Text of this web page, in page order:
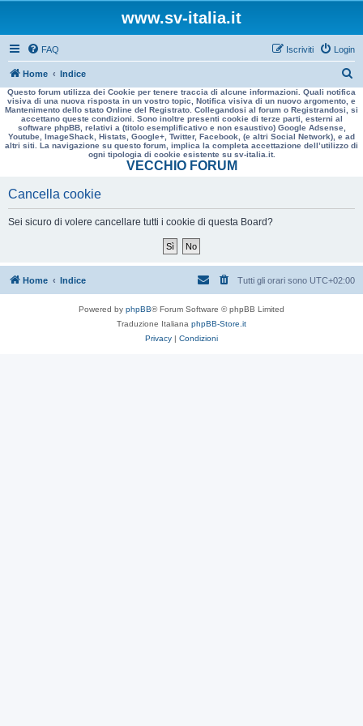
www.sv-italia.it
FAQ Login
Iscriviti
Home Indice
e
r
a
Questo forum utilizza dei Cookie per tenere traccia di alcune informazioni. Quali notifica
visiva di una nuova risposta in un vostro topic, Notifica visiva di un nuovo argomento, e
Mantenimento dello stato Online del Registrato. Collegandosi al forum o Registrandosi, si
accettano queste condizioni. Sono inoltre presenti cookie di terze parti, esterni al
software phpBB, relativi a (titolo esemplificativo e non esaustivo) Google Adsense,
Youtube, ImageShack, Histats, Google+, Twitter, Facebook, (e altri Social Network), e ad
altri siti. La navigazione su questo forum, implica la completa accettazione dell’utilizzo di
ogni tipologia di cookie esistente su sv-italia.it.
VECCHIO FORUM
Cancella cookie
Sei sicuro di volere cancellare tutti i cookie di questa Board?
Home Indice Tutti gli orari sono UTC+02:00
Powered by phpBB® Forum Software © phpBB Limited
Traduzione Italiana phpBB-Store.it
Privacy | Condizioni